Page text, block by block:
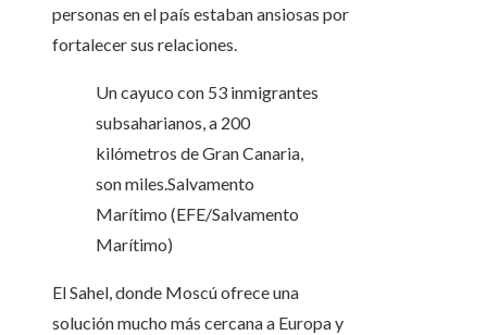
personas en el país estaban ansiosas por
fortalecer sus relaciones.
Un cayuco con 53 inmigrantes
subsaharianos, a 200
kilómetros de Gran Canaria,
son miles.Salvamento
Marítimo (EFE/Salvamento
Marítimo)
El Sahel, donde Moscú ofrece una
solución mucho más cercana a Europa y